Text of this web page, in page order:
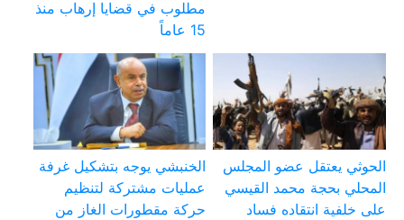
مطلوب في قضايا إرهاب منذ
15 عاماً
الحوثي يعتقل عضو المجلس
المحلي بحجة محمد القيسي
على خلفية انتقاده فساد
الخنبشي يوجه بتشكيل غرفة
عمليات مشتركة لتنظيم
حركة مقطورات الغاز من